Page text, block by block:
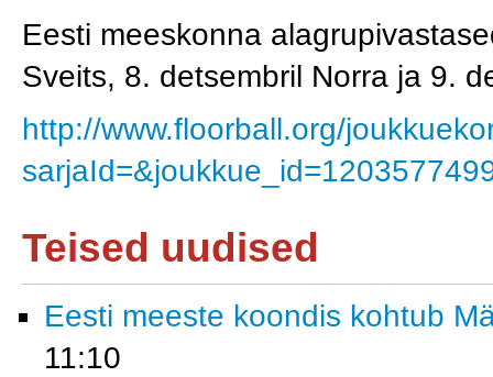
Eesti meeskonna
Sveits, 8. detsembril Norra ja 9.
http://www.floorball.org/
Teised uudised
Eesti meeste koondis kohtub
11:10